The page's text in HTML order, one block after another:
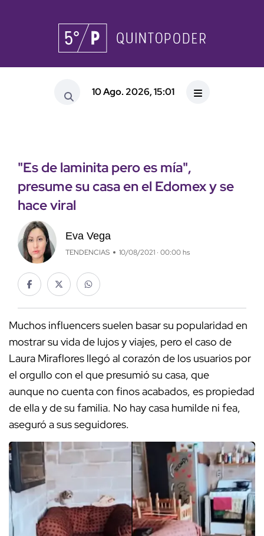
10 Ago. 2026, 15:01
"Es de laminita pero es mía",
presume su casa en el Edomex y se
hace viral
Eva Vega
TENDENCIAS 10/08/2021 · 00:00 hs
Muchos influencers suelen basar su popularidad en
mostrar su vida de lujos y viajes, pero el caso de
Laura Miraflores llegó al corazón de los usuarios por
el orgullo con el que presumió su casa, que
aunque no cuenta con finos acabados, es propiedad
de ella y de su familia. No hay casa humilde ni fea,
aseguró a sus seguidores.